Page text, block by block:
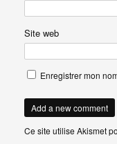
Site web
Enregistrer mon
Ce site utilise Akismet